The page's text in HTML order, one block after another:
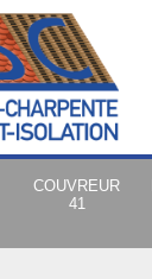
COUVREUR
41